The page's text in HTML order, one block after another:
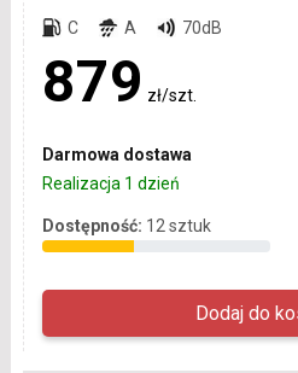
C A 70dB
879 zł/szt.
Darmowa dostawa
Realizacja 1 dzień
Dostępność: 12 sztuk